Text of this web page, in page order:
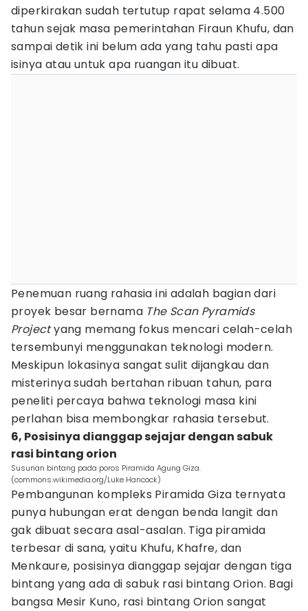
diperkirakan sudah tertutup rapat selama 4.500
tahun sejak masa pemerintahan Firaun Khufu, dan
sampai detik ini belum ada yang tahu pasti apa
isinya atau untuk apa ruangan itu dibuat.
Penemuan ruang rahasia ini adalah bagian dari
proyek besar bernama The Scan Pyramids
Projectyang memang fokus mencari celah-celah
tersembunyi menggunakan teknologi modern.
Meskipun lokasinya sangat sulit dijangkau dan
misterinya sudah bertahan ribuan tahun, para
peneliti percaya bahwa teknologi masa kini
perlahan bisa membongkar rahasia tersebut.
6, Posisinya dianggap sejajar dengan sabuk
rasi bintang orion
Susunan bintang pada poros Piramida Agung Giza.
(commons.wikimedia.org/Luke Hancock)
Pembangunan kompleks Piramida Giza ternyata
punya hubungan erat dengan benda langit dan
gak dibuat secara asal-asalan. Tiga piramida
terbesar di sana, yaitu Khufu, Khafre, dan
Menkaure, posisinya dianggap sejajar dengan tiga
bintang yang ada di sabuk rasi bintang Orion. Bagi
bangsa Mesir Kuno, rasi bintang Orion sangat